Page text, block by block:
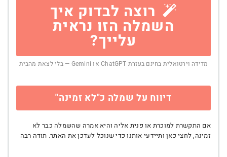
רוצה לבדוק איך
השמלה הזו נראית
עלייך?
מדידה וירטואלית בחינם בעזרת ChatGPT או Gemini — בלי לצאת מהבית
דיווח על שמלה כ"לא זמינה"
אם התקשרת למוכרת או פנית אליה והיא אמרה שהשמלה כבר לא
זמינה, לחצי כאן ותיידעי אותנו כדי שנוכל לעדכן את האתר. תודה רבה